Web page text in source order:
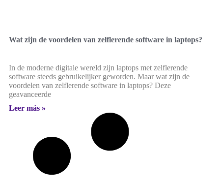
Wat zijn de voordelen van zelflerende software in laptops?
In de moderne digitale wereld zijn laptops met zelflerende
software steeds gebruikelijker geworden. Maar wat zijn de
voordelen van zelflerende software in laptops? Deze
geavanceerde
Leer más »